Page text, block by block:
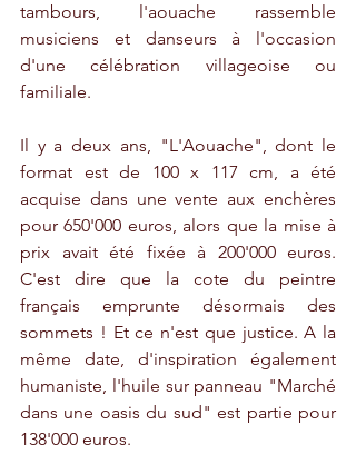
tambours, l'aouache rassemble
musiciens et danseurs à l'occasion
d'une célébration villageoise ou
familiale.
Il y a deux ans, "L'Aouache", dont le
format est de 100 x 117 cm, a été
acquise dans une vente aux enchères
pour 650'000 euros, alors que la mise à
prix avait été fixée à 200'000 euros.
C'est dire que la cote du peintre
français emprunte désormais des
sommets ! Et ce n'est que justice. A la
même date, d'inspiration également
humaniste, l'huile sur panneau "Marché
dans une oasis du sud" est partie pour
138'000 euros.